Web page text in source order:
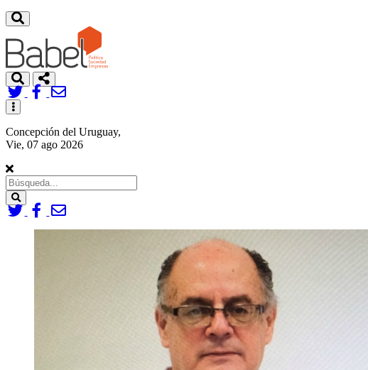
Toggle
navigation
Concepción del Uruguay,
Vie, 07 ago 2026
Search